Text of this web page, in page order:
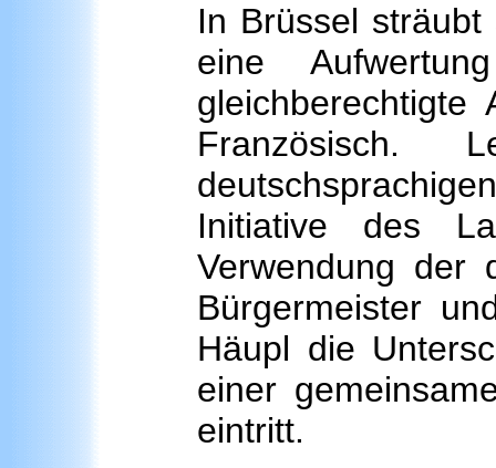
In Brüssel
eine
gleichberechtigte
Initiative des
Verwendung der
Bürgermeister
Häupl die
einer
eintritt.